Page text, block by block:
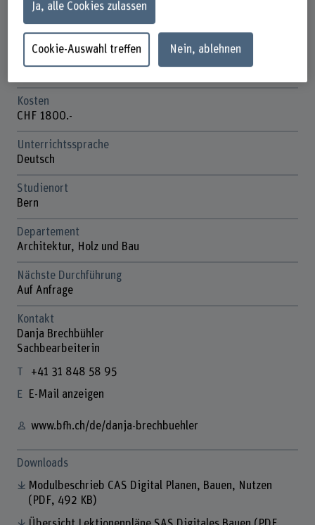
Anmeldefrist
Kosten
CHF 1800.-
Unterrichtssprache
Deutsch
Studienort
Bern
Departement
Architektur, Holz und Bau
Nächste Durchführung
Auf Anfrage
Kontakt
Danja Brechbühler
Sachbearbeiterin
+41 31 848 58 95
E-Mail anzeigen
www.bfh.ch/de/danja-brechbuehler
Downloads
Modulbeschrieb CAS Digital Planen, Bauen, Nutzen
(PDF, 492 KB)
Ja, alle Cookies zulassen
Cookie-Auswahl treffen Nein, ablehnen